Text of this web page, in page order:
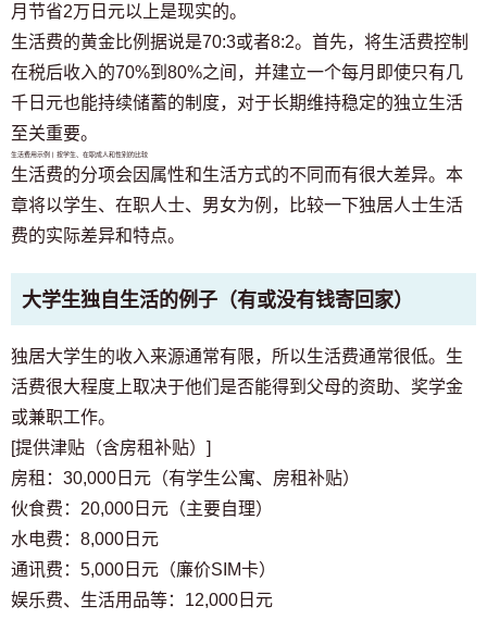
月节省2万日元以上是现实的。
生活费的黄金比例据说是70:3或者8:2。首先，将生活费控制
在税后收入的70%到80%之间，并建立一个每月即使只有几
千日元也能持续储蓄的制度，对于长期维持稳定的独立生活
至关重要。
生活费用示例 | 按学生、在职成人和性别的比较
生活费的分项会因属性和生活方式的不同而有很大差异。本
章将以学生、在职人士、男女为例，比较一下独居人士生活
费的实际差异和特点。
大学生独自生活的例子（有或没有钱寄回家）
独居大学生的收入来源通常有限，所以生活费通常很低。生
活费很大程度上取决于他们是否能得到父母的资助、奖学金
或兼职工作。
[提供津贴（含房租补贴）]
房租：30,000日元（有学生公寓、房租补贴）
伙食费：20,000日元（主要自理）
水电费：8,000日元
通讯费：5,000日元（廉价SIM卡）
娱乐费、生活用品等：12,000日元